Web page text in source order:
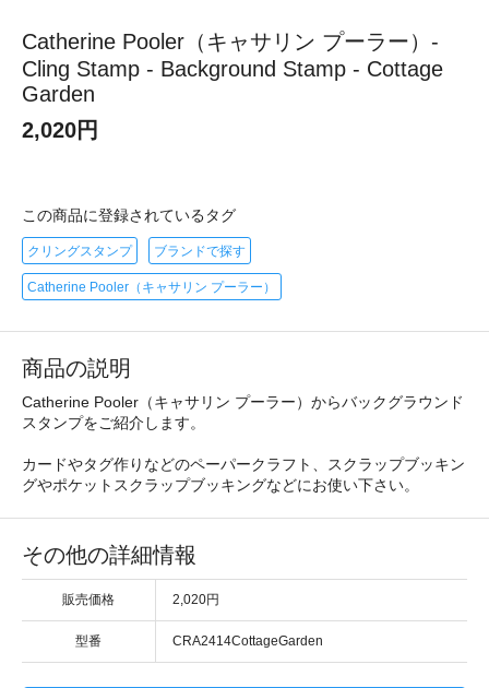
Catherine Pooler（キャサリン プーラー）-
Cling Stamp - Background Stamp - Cottage
Garden
2,020円
この商品に登録されているタグ
クリングスタンプ ブランドで探す
Catherine Pooler（キャサリン プーラー）
商品の説明
Catherine Pooler（キャサリン プーラー）からバックグラウンド
スタンプをご紹介します。
カードやタグ作りなどのペーパークラフト、スクラップブッキン
グやポケットスクラップブッキングなどにお使い下さい。
その他の詳細情報
販売価格 2,020円
型番 CRA2414CottageGarden